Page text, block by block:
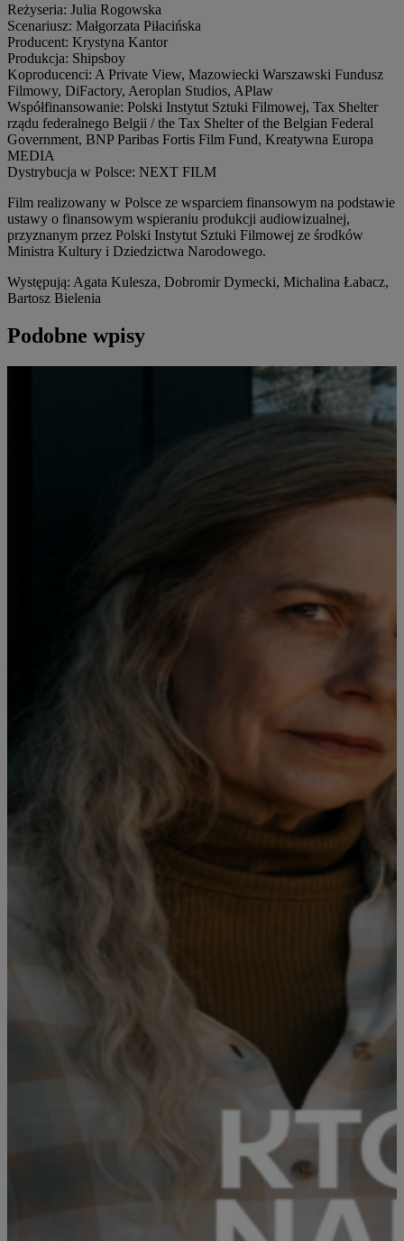
Reżyseria: Julia Rogowska
Scenariusz: Małgorzata Piłacińska
Producent: Krystyna Kantor
Produkcja: Shipsboy
Koproducenci: A Private View, Mazowiecki Warszawski Fundusz
Filmowy, DiFactory, Aeroplan Studios, APlaw
Współfinansowanie: Polski Instytut Sztuki Filmowej, Tax Shelter
rządu federalnego Belgii / the Tax Shelter of the Belgian Federal
Government, BNP Paribas Fortis Film Fund, Kreatywna Europa
MEDIA
Dystrybucja w Polsce: NEXT FILM
Film realizowany w Polsce ze wsparciem finansowym na podstawie
ustawy o finansowym wspieraniu produkcji audiowizualnej,
przyznanym przez Polski Instytut Sztuki Filmowej ze środków
Ministra Kultury i Dziedzictwa Narodowego.
Występują: Agata Kulesza, Dobromir Dymecki, Michalina Łabacz,
Bartosz Bielenia
Podobne wpisy